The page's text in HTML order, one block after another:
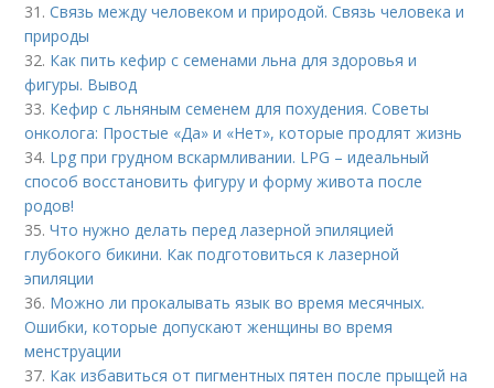
31.Связь между человеком и природой. Связь человека и
природы
32. Как пить кефир с семенами льна для здоровья и
фигуры. Вывод
33. Кефир с льняным семенем для похудения. Советы
онколога: Простые «Да» и «Нет», которые продлят жизнь
34. Lpg при грудном вскармливании. LPG – идеальный
способ восстановить фигуру и форму живота после
родов!
35.Что нужно делать перед лазерной эпиляцией
глубокого бикини. Как подготовиться к лазерной
эпиляции
36. Можно ли прокалывать язык во время месячных.
Ошибки, которые допускают женщины во время
менструации
37. Как избавиться от пигментных пятен после прыщей на